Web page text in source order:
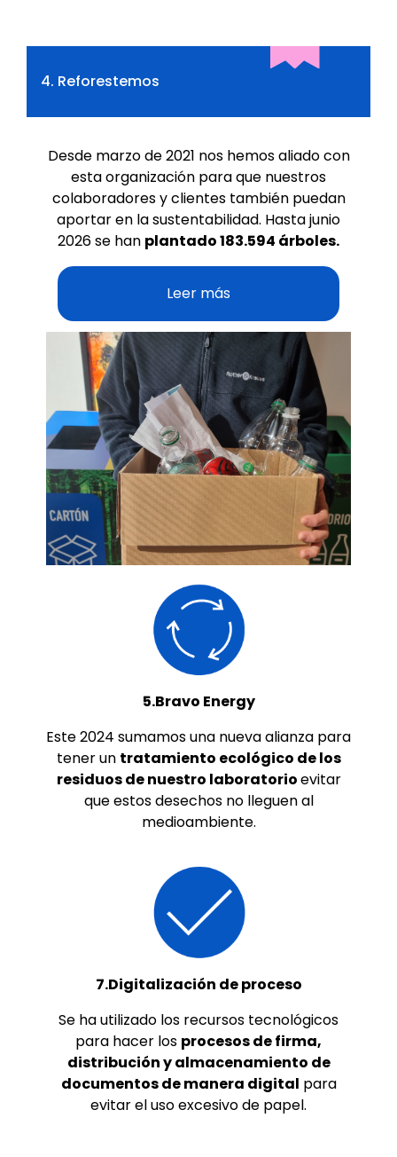
4. Reforestemos
Desde marzo de 2021 nos hemos aliado con
esta organización para que nuestros
colaboradores y clientes también puedan
aportar en la sustentabilidad. Hasta junio
2026 se han plantado 183.594 árboles.
Leer más
5.Bravo Energy
Este 2024 sumamos una nueva alianza para
tener un tratamiento ecológico de los
residuos de nuestro laboratorioevitar
que estos desechos no lleguen al
medioambiente.
7.Digitalización de proceso
Se ha utilizado los recursos tecnológicos
para hacer los procesos de firma,
distribución y almacenamiento de
documentos de manera digital para
evitar el uso excesivo de papel.